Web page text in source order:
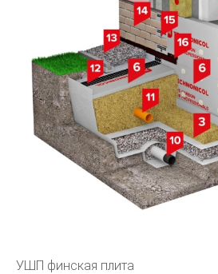
УШП финская плита